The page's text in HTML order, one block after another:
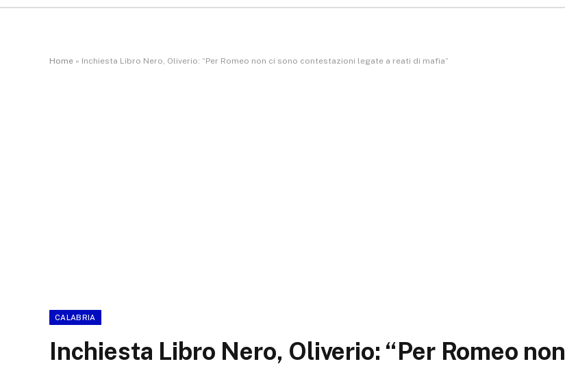
Home » Inchiesta Libro Nero, Oliverio: “Per Romeo non ci sono contestazioni legate a reati di mafia”
CALABRIA
Inchiesta Libro Nero, Oliverio: “Per Romeo non